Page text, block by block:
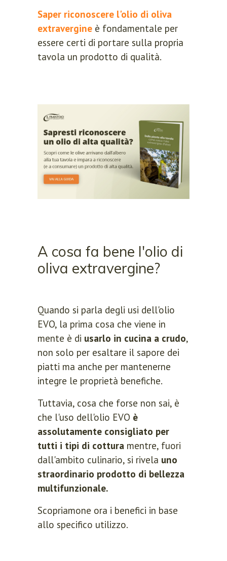
Saper riconoscere l'olio di oliva
extravergine è fondamentale per
essere certi di portare sulla propria
tavola un prodotto di qualità.
A cosa fa bene l'olio di
oliva extravergine?
Quando si parla degli usi dell'olio
EVO, la prima cosa che viene in
mente è di usarlo in cucina a crudo,
non solo per esaltare il sapore dei
piatti ma anche per mantenerne
integre le proprietà benefiche.
Tuttavia, cosa che forse non sai, è
che l'uso dell'olio EVO è
assolutamente consigliato per
tutti i tipi di cottura mentre, fuori
dall'ambito culinario, si rivela uno
straordinario prodotto di bellezza
multifunzionale.
Scopriamone ora i benefici in base
allo specifico utilizzo.